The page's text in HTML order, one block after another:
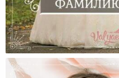
Зачем Брать